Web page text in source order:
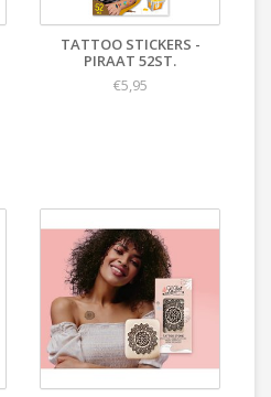
TATTOO STICKERS -
PIRAAT 52ST.
€5,95